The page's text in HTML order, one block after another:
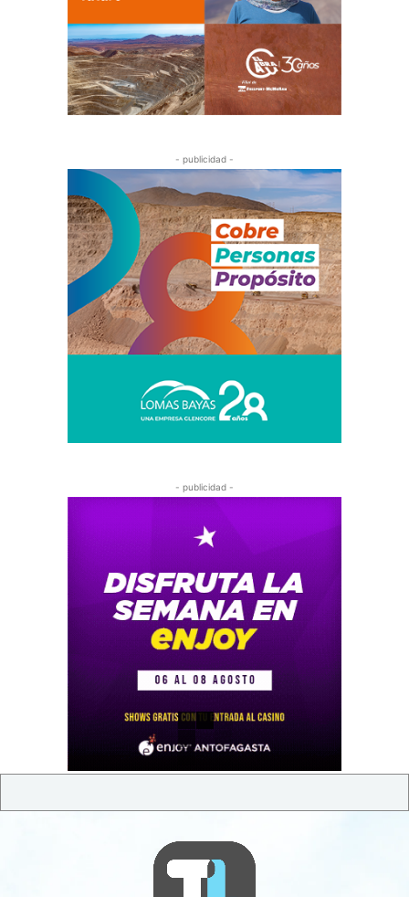
- publicidad -
- publicidad -